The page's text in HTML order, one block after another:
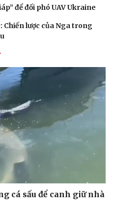
để đối phó UAV Ukraine
Chiến lược của Nga trong
cá sấu để canh giữ nhà